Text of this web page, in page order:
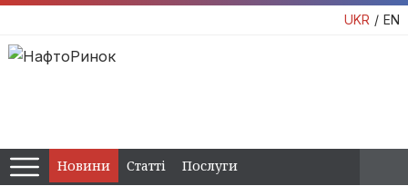
UKR EN
Новини Статті Послуги